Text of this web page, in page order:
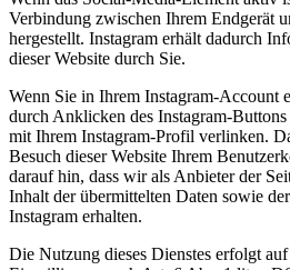
Verbindung zwischen Ihrem Endgerät
hergestellt. Instagram erhält dadurch
dieser Website durch Sie.
Wenn Sie in Ihrem Instagram-Account
durch Anklicken des Instagram-
mit Ihrem Instagram-Profil verlinken.
Besuch dieser Website Ihrem
darauf hin, dass wir als Anbieter der
Inhalt der übermittelten Daten sowie
Instagram erhalten.
Die Nutzung dieses Dienstes erfolgt